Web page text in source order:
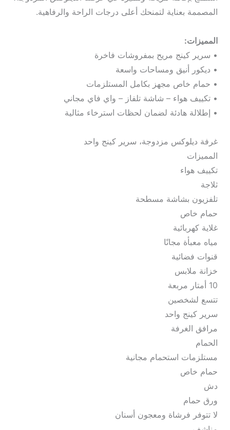
المصممة بعناية لتمنحك أعلى درجات الراحة والرفاهية.
المميزات:
• سرير كينج مريح بمفروشات فاخرة
• ديكور أنيق ومساحات واسعة
• حمام خاص مجهز بكامل المستلزمات
• تكييف هواء – شاشة تلفاز – واي فاي مجاني
• إطلالة هادئة لضمان لحظات استرخاء مثالية
غرفة ديلوكس مزدوجة، سرير كينج واحد
المميزات
تكييف هواء
ثلاجة
تلفزيون بشاشة مسطحة
حمام خاص
غلاية كهربائية
مياه معبأة مجانًا
قنوات فضائية
خزانة ملابس
10 أمتار مربعة
تتسع لشخصين
سرير كينج واحد
مرافق الغرفة
الحمام
مستلزمات استحمام مجانية
حمام خاص
دش
ورق حمام
لا تتوفر فرشاة ومعجون أسنان